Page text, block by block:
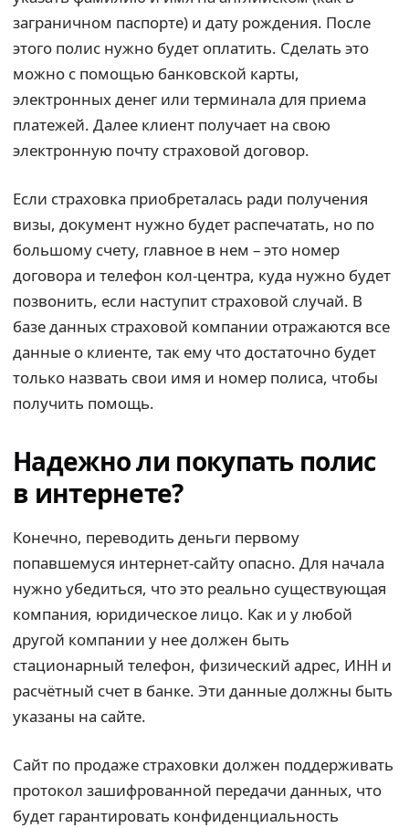
заграничном паспорте) и дату рождения. После
этого полис нужно будет оплатить. Сделать это
можно с помощью банковской карты,
электронных денег или терминала для приема
платежей. Далее клиент получает на свою
электронную почту страховой договор.
Если страховка приобреталась ради получения
визы, документ нужно будет распечатать, но по
большому счету, главное в нем – это номер
договора и телефон кол-центра, куда нужно будет
позвонить, если наступит страховой случай. В
базе данных страховой компании отражаются все
данные о клиенте, так ему что достаточно будет
только назвать свои имя и номер полиса, чтобы
получить помощь.
Надежно ли покупать полис
в интернете?
Конечно, переводить деньги первому
попавшемуся интернет-сайту опасно. Для начала
нужно убедиться, что это реально существующая
компания, юридическое лицо. Как и у любой
другой компании у нее должен быть
стационарный телефон, физический адрес, ИНН и
расчётный счет в банке. Эти данные должны быть
указаны на сайте.
Сайт по продаже страховки должен поддерживать
протокол зашифрованной передачи данных, что
будет гарантировать конфиденциальность